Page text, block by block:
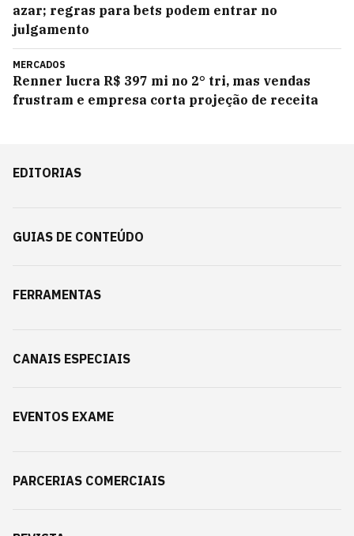
azar; regras para bets podem entrar no
julgamento
MERCADOS
Renner lucra R$ 397 mi no 2° tri, mas vendas
frustram e empresa corta projeção de receita
EDITORIAS
GUIAS DE CONTEÚDO
FERRAMENTAS
CANAIS ESPECIAIS
EVENTOS EXAME
PARCERIAS COMERCIAIS